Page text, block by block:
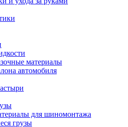
материалы
автомобиля
для шиномонтажа
грузы